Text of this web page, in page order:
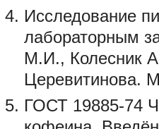
Исследование
лабораторным
М.И., Колесник
Церевитинова.
ГОСТ 19885-74